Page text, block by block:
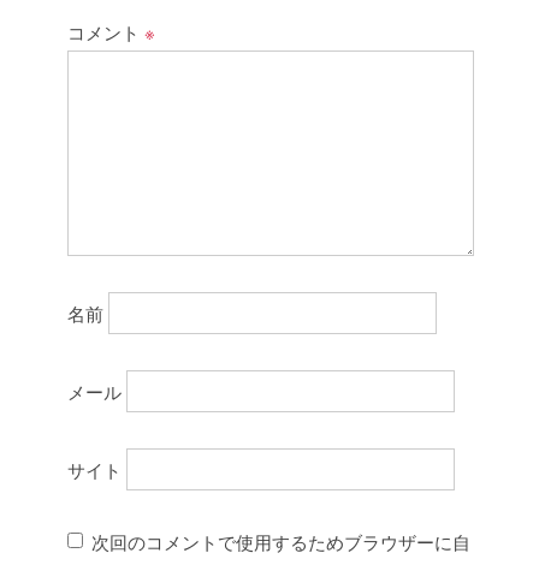
コメント ※
名前
メール
サイト
次回のコメントで使用するためブラウザーに自